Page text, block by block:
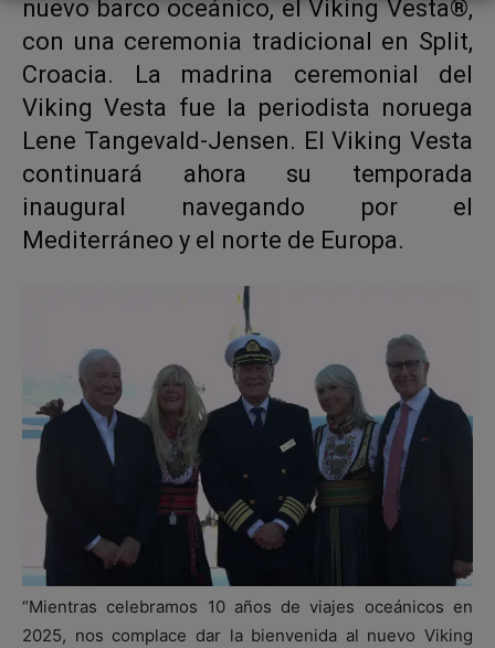
nuevo barco oceánico, el Viking Vesta®,
con una ceremonia tradicional en Split,
Croacia. La madrina ceremonial del
Viking Vesta fue la periodista noruega
Lene Tangevald-Jensen. El Viking Vesta
continuará ahora su temporada
inaugural navegando por el
Mediterráneo y el norte de Europa.
“Mientras celebramos 10 años de viajes oceánicos en
2025, nos complace dar la bienvenida al nuevo Viking